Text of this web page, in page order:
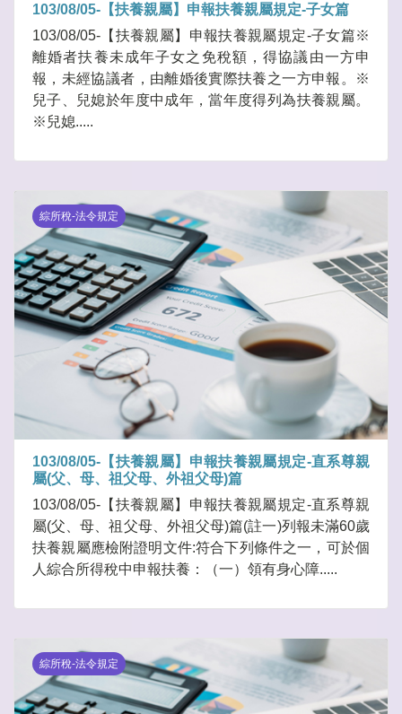
103/08/05-【扶養親屬】申報扶養親屬規定-子女篇
103/08/05-【扶養親屬】申報扶養親屬規定-子女篇※
離婚者扶養未成年子女之免稅額，得協議由一方申
報，未經協議者，由離婚後實際扶養之一方申報。※
兒子、兒媳於年度中成年，當年度得列為扶養親屬。
※兒媳.....
綜所稅-法令規定
103/08/05-【扶養親屬】申報扶養親屬規定-直系尊親
屬(父、母、祖父母、外祖父母)篇
103/08/05-【扶養親屬】申報扶養親屬規定-直系尊親
屬(父、母、祖父母、外祖父母)篇(註一)列報未滿60歲
扶養親屬應檢附證明文件:符合下列條件之一，可於個
人綜合所得稅中申報扶養：（一）領有身心障.....
綜所稅-法令規定